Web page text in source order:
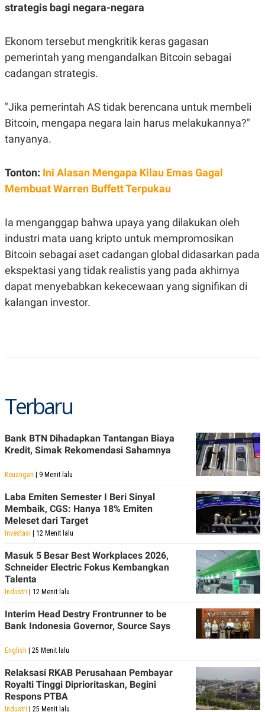
S
A
A
A
G
K
T
A
N
V
L
S
U
S
JARINGAN
N
A
N
A
C
A
D
M
E
S
E
L
E
A
S
E
N
C
E
T
K
A
E
I
T
E
P
A
P
E
R
D
V
E
R
T
S
I
N
G
M
E
A
I
D
strategis bagi negara-negara
Ekonom tersebut mengkritik keras gagasan
pemerintah yang mengandalkan Bitcoin sebagai
cadangan strategis.
"Jika pemerintah AS tidak berencana untuk membeli
Bitcoin, mengapa negara lain harus melakukannya?"
tanyanya.
Tonton: Ini Alasan Mengapa Kilau Emas Gagal
Membuat Warren Buffett Terpukau
Ia menganggap bahwa upaya yang dilakukan oleh
industri mata uang kripto untuk mempromosikan
Bitcoin sebagai aset cadangan global didasarkan pada
ekspektasi yang tidak realistis yang pada akhirnya
dapat menyebabkan kekecewaan yang signifikan di
kalangan investor.
Terbaru
Bank BTN Dihadapkan Tantangan Biaya
Kredit, Simak Rekomendasi Sahamnya
Keuangan | 9 Menit lalu
Laba Emiten Semester I Beri Sinyal
Membaik, CGS: Hanya 18% Emiten
Meleset dari Target
Investasi | 12 Menit lalu
Masuk 5 Besar Best Workplaces 2026,
Schneider Electric Fokus Kembangkan
Talenta
Industri | 12 Menit lalu
Interim Head Destry Frontrunner to be
Bank Indonesia Governor, Source Says
English | 25 Menit lalu
Relaksasi RKAB Perusahaan Pembayar
Royalti Tinggi Diprioritaskan, Begini
Respons PTBA
Industri | 25 Menit lalu